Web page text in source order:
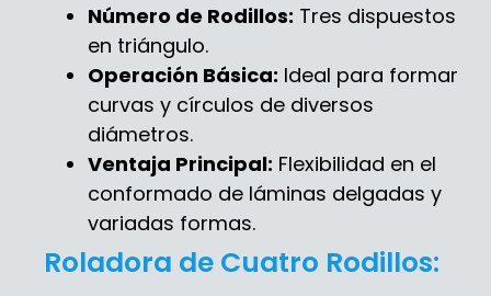
Número de Rodillos: Tres dispuestos
en triángulo.
Operación Básica: Ideal para formar
curvas y círculos de diversos
diámetros.
Ventaja Principal: Flexibilidad en el
conformado de láminas delgadas y
variadas formas.
Roladora de Cuatro Rodillos: